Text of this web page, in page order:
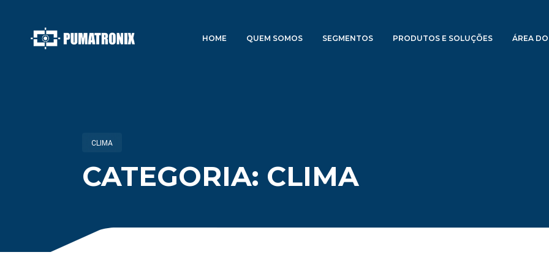
HOME QUEM SOMOS SEGMENTOS PRODUTOS E SOLUÇÕES ÁREA
CLIMA
CATEGORIA: CLIMA